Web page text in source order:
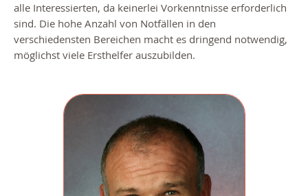
alle Interessierten, da keinerlei Vorkenntnisse erforderlich
sind. Die hohe Anzahl von Notfällen in den
verschiedensten Bereichen macht es dringend notwendig,
möglichst viele Ersthelfer auszubilden.